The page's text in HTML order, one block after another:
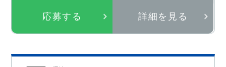
応募する 詳細を見る